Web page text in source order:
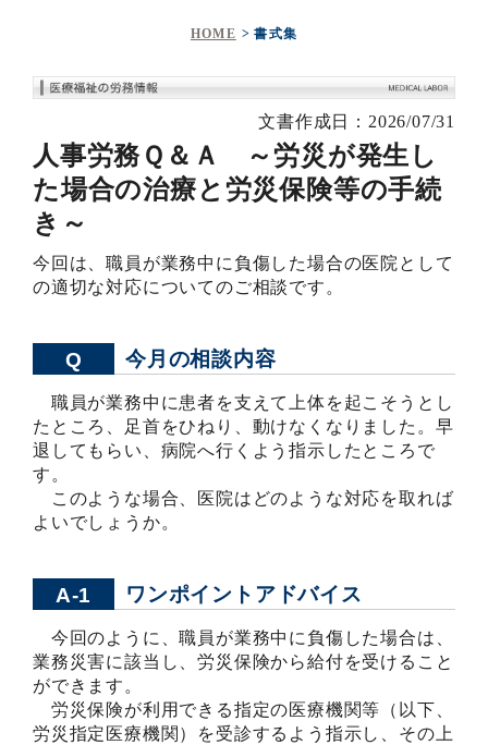
HOME 書式集
文書作成日：2026/07/31
人事労務Ｑ＆Ａ ～労災が発生し
た場合の治療と労災保険等の手続
き～
今回は、職員が業務中に負傷した場合の医院として
の適切な対応についてのご相談です。
Q 今月の相談内容
職員が業務中に患者を支えて上体を起こそうとし
たところ、足首をひねり、動けなくなりました。早
退してもらい、病院へ行くよう指示したところで
す。
このような場合、医院はどのような対応を取れば
よいでしょうか。
A-1 ワンポイントアドバイス
今回のように、職員が業務中に負傷した場合は、
業務災害に該当し、労災保険から給付を受けること
ができます。
労災保険が利用できる指定の医療機関等（以下、
労災指定医療機関）を受診するよう指示し、その上